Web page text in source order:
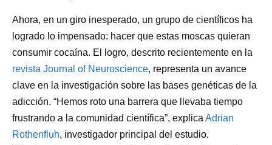
Ahora, en un giro inesperado, un grupo de científicos ha
logrado lo impensado: hacer que estas moscas quieran
consumir cocaína. El logro, descrito recientemente en la
revista Journal of Neuroscience, representa un avance
clave en la investigación sobre las bases genéticas de la
adicción. “Hemos roto una barrera que llevaba tiempo
frustrando a la comunidad científica”, explica Adrian
Rothenfluh, investigador principal del estudio.